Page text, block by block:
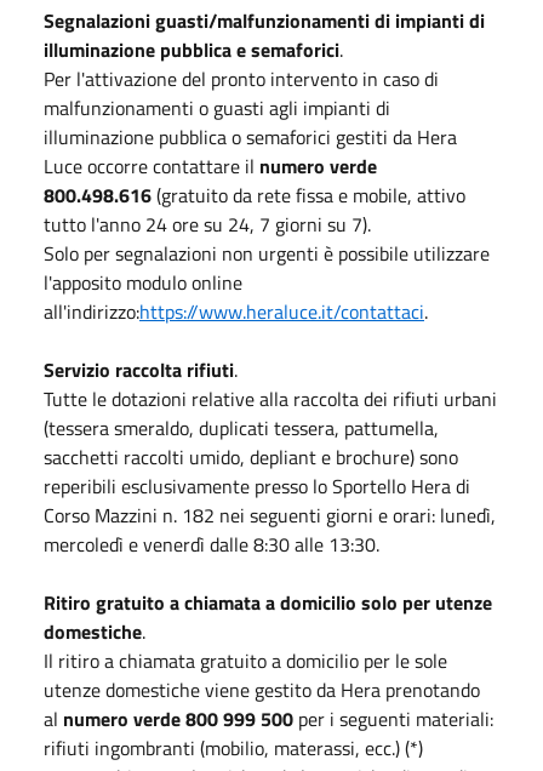
Segnalazioni guasti/malfunzionamenti di impianti di
illuminazione pubblica e semaforici.
Per l'attivazione del pronto intervento in caso di
malfunzionamenti o guasti agli impianti di
illuminazione pubblica o semaforici gestiti da Hera
Luce occorre contattare il numero verde
800.498.616(gratuito da rete fissa e mobile, attivo
tutto l'anno 24 ore su 24, 7 giorni su 7).
Solo per segnalazioni non urgenti è possibile utilizzare
l'apposito modulo online
all'indirizzo:https://www.heraluce.it/contattaci.
Servizio raccolta rifiuti.
Tutte le dotazioni relative alla raccolta dei rifiuti urbani
(tessera smeraldo, duplicati tessera, pattumella,
sacchetti raccolti umido, depliant e brochure) sono
reperibili esclusivamente presso lo Sportello Hera di
Corso Mazzini n. 182 nei seguenti giorni e orari: lunedì,
mercoledì e venerdì dalle 8:30 alle 13:30.
Ritiro gratuito a chiamata a domicilio solo per utenze
domestiche.
Il ritiro a chiamata gratuito a domicilio per le sole
utenze domestiche viene gestito da Hera prenotando
al numero verde800 999 500 per i seguenti materiali:
rifiuti ingombranti (mobilio, materassi, ecc.) (*)